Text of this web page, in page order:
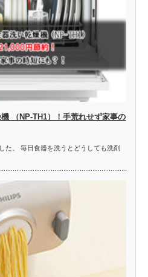
（NP-TH1）！手荒れせず家事の
た。 毎日食器を洗うとどうしても洗剤